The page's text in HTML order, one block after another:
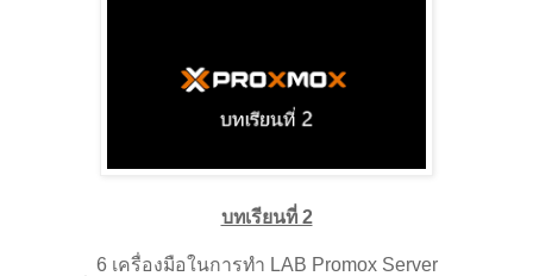
บทเรียนที่ 2
6 เครื่องมือในการทำ LAB Promox Server